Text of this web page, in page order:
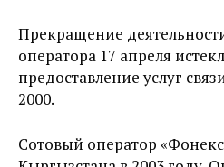
Прекращение
оператора 17 апреля
предоставление услуг
2000.
Сотовый оператор